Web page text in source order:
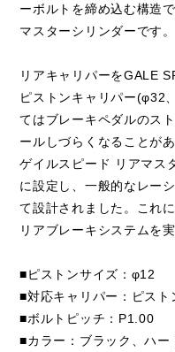
ーボルトを締め込む構造
マスターシリンダーです。
リアキャリパーをGALE
ピストンキャリパー(φ32
てはブレーキペダルのス
ールしづらくなることがあ
ゲイルスピード リアマス
に設定し、一般的なレー
て設計されました。これ
リアブレーキシステムを実
■ピストンサイズ：φ12
■対応キャリパー：ピス
■ボルトピッチ：P1.00
■カラー：ブラック、ハー